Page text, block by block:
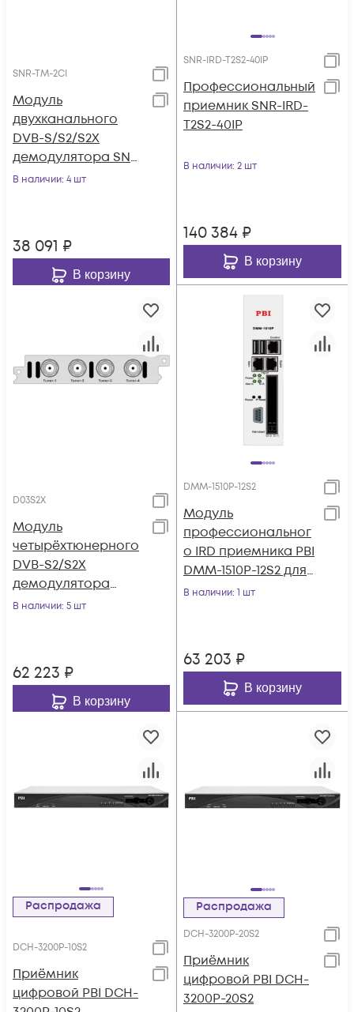
SNR-TM-2CI
Модуль
двухканального
DVB-S/S2/S2X
демодулятора SNR-
TM-2CI для SNR-TM-
В наличии: 4 шт
38 091 ₽
В корзину
SNR-IRD-T2S2-40IP
Профессиональный
приемник SNR-IRD-
T2S2-40IP
В наличии: 2 шт
140 384 ₽
В корзину
D03S2X
Модуль
четырёхтюнерного
DVB-S2/S2X
демодулятора
поддержка BISS и
В наличии: 5 шт
62 223 ₽
В корзину
DMM-1510P-12S2
Модуль
профессиональног
о IRD приемника PBI
DMM-1510P-12S2 для
цифровой ГС PBI
В наличии: 1 шт
63 203 ₽
В корзину
Распродажа
DCH-3200P-10S2
Приёмник
цифровой PBI DCH-
Распродажа
DCH-3200P-20S2
Приёмник
цифровой PBI DCH-
3200P-20S2